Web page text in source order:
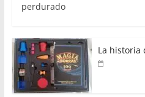
perdurado
La historia